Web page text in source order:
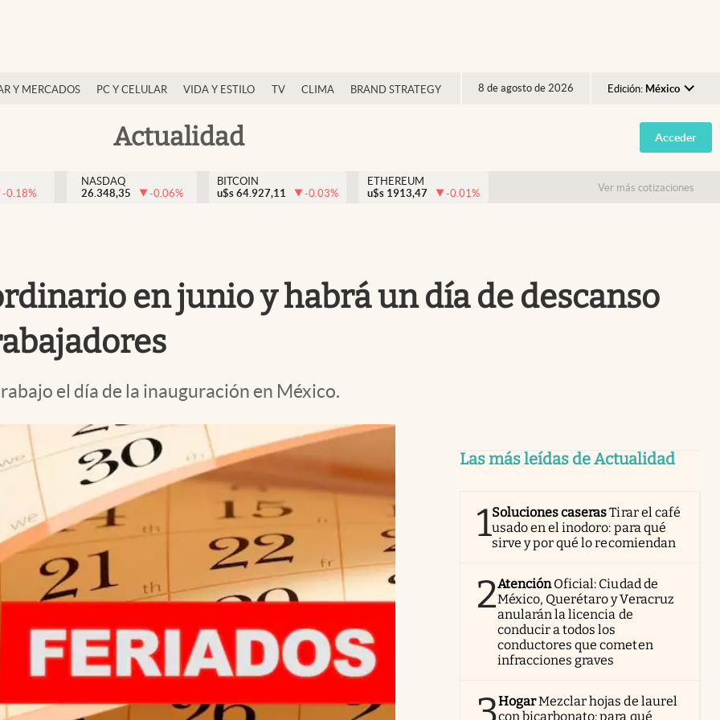
Y MERCADOS PC Y CELULAR VIDA Y ESTILO TV CLIMA BRAND STRATEGY 8 de agosto de 2026 Edición: México
Argentina
España
USA
Actualidad Acceder
-0.18%
NASDAQ
26.348,35
-0.06%
BITCOIN
u$s 64.927,11 -0.03%
ETHEREUM
u$s 1913,47 -0.01% Ver más cotizaciones
en junio y habrá un día de descanso
el día de la inauguración en México.
Las más leídas de Actualidad
1Soluciones caserasTirar el café
usado en el inodoro: para qué
sirve y por qué lo recomiendan
2AtenciónOficial: Ciudad de
México, Querétaro y Veracruz
anularán la licencia de
conducir a todos los
conductores que cometen
infracciones graves
HogarMezclar hojas de laurel
con bicarbonato: para qué